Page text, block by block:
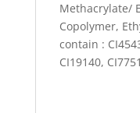
Methacrylate/
Copolymer,
contain :
CI19140,